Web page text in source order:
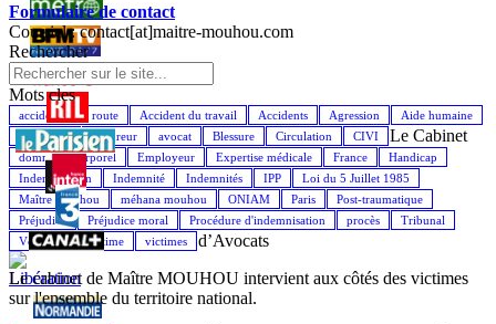
Formulaire de contact
Courriel : contact[at]maitre-mouhou.com
Rechercher
Mots cles
accident de la route Accident du travail Accidents Agression
Aide humaine
Assistance
Assureur avocat Blessure Circulation
CIVI
dommage corporel
Employeur Expertise médicale France
Handicap
Indemnisation
Indemnité Indemnités IPP
Loi du 5 Juillet 1985
Maître Mouhou
méhana mouhou ONIAM Paris
Post-traumatique
Préjudice
Préjudice moral Procédure d'indemnisation procès
Tribunal
Véhicule
Victime victimes
Le Cabinet
d’Avocats
Le cabinet de Maître MOUHOU intervient aux côtés des victimes
sur l'ensemble du territoire national.